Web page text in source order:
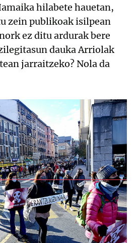
hilabete hauetan,
zein publikoak isilpean
ez ditu ardurak bere
dauka Arriolak
jarraitzeko? Nola da